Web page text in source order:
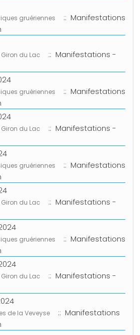
gruériennes
:: Manifestations
du Lac
:: Manifestations -
gruériennes
:: Manifestations
du Lac
:: Manifestations -
gruériennes
:: Manifestations
du Lac
:: Manifestations -
gruériennes
:: Manifestations
du Lac
:: Manifestations -
de la Veveyse
:: Manifestations